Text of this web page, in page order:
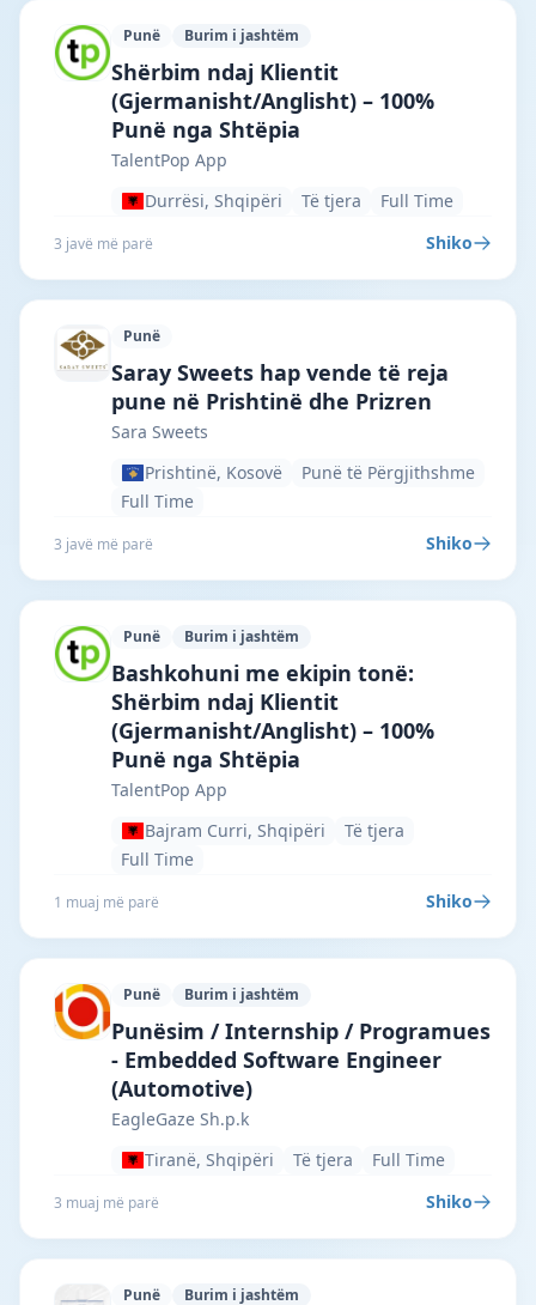
Punë Burim i jashtëm
TalentPop App · Durrësi · #7289 —
Shërbim ndaj Klientit
(Gjermanisht/Anglisht) – 100%
Punë nga Shtëpia
TalentPop App
Durrësi, Shqipëri
Të tjera Full Time
3 javë më parë Shiko
Punë
Sara Sweets · Prishtinë · #7255 —
Saray Sweets hap vende të reja
pune në Prishtinë dhe Prizren
Sara Sweets
Prishtinë, Kosovë
Punë të Përgjithshme
Full Time
3 javë më parë Shiko
Punë Burim i jashtëm
TalentPop App · Bajram Curri · #6998 —
Bashkohuni me ekipin tonë:
Shërbim ndaj Klientit
(Gjermanisht/Anglisht) – 100%
Punë nga Shtëpia
TalentPop App
Bajram Curri, Shqipëri
Të tjera
Full Time
1 muaj më parë Shiko
Punë Burim i jashtëm
EagleGaze Sh.p.k · Tiranë · #5866 —
Punësim / Internship / Programues
- Embedded Software Engineer
(Automotive)
EagleGaze Sh.p.k
Tiranë, Shqipëri
Të tjera Full Time
3 muaj më parë Shiko
Punë Burim i jashtëm